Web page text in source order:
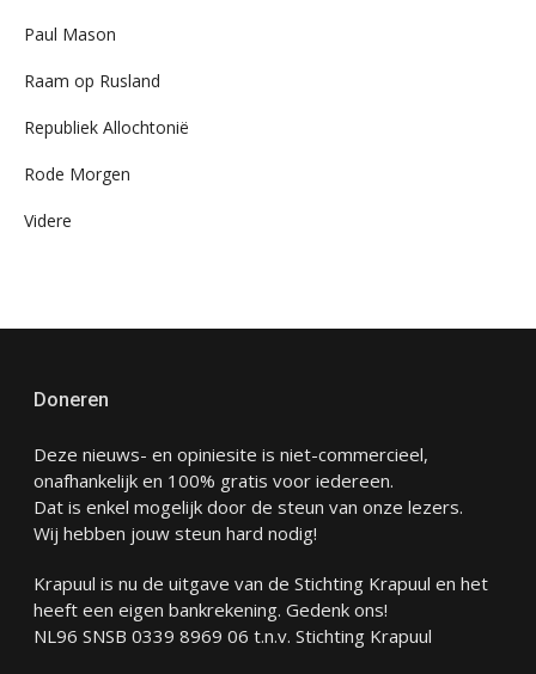
Paul Mason
Raam op Rusland
Republiek Allochtonië
Rode Morgen
Videre
Doneren
Deze nieuws- en opiniesite is niet-commercieel,
onafhankelijk en 100% gratis voor iedereen.
Dat is enkel mogelijk door de steun van onze lezers.
Wij hebben jouw steun hard nodig!
Krapuul is nu de uitgave van de Stichting Krapuul en het
heeft een eigen bankrekening. Gedenk ons!
NL96 SNSB 0339 8969 06 t.n.v. Stichting Krapuul